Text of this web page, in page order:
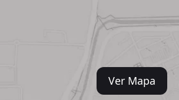
Ver Mapa